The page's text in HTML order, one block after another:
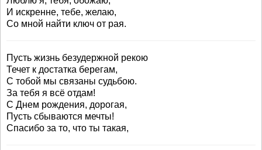
И искренне, тебе, желаю,
Со мной найти ключ от рая.
Пусть жизнь безудержной рекою
Течет к достатка берегам,
С тобой мы связаны судьбою.
За тебя я всё отдам!
С Днем рождения, дорогая,
Пусть сбываются мечты!
Спасибо за то, что ты такая,